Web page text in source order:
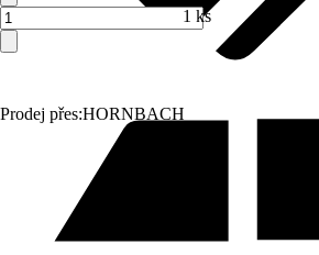
Prodej přes:HORNBACH
1 ks